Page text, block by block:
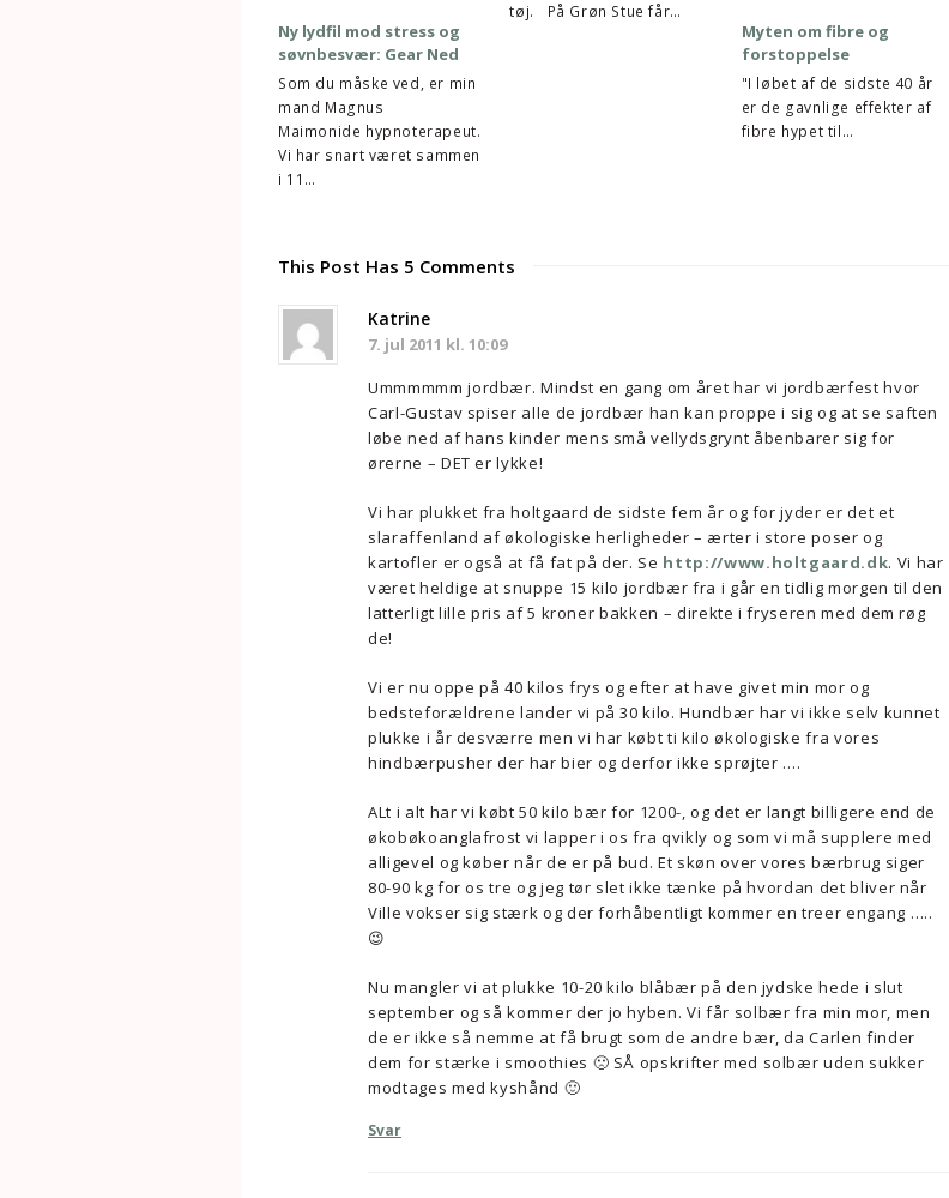
Ny lydfil mod stress og
søvnbesvær: Gear Ned
Som du måske ved, er min
mand Magnus
Maimonide hypnoterapeut.
Vi har snart været sammen
i 11…
tøj. På Grøn Stue får…
Myten om fibre og
forstoppelse
"I løbet af de sidste 40 år
er de gavnlige effekter af
fibre hypet til…
This Post Has 5 Comments
Katrine
7. jul 2011 kl. 10:09
Ummmmmm jordbær. Mindst en gang om året har vi jordbærfest hvor
Carl-Gustav spiser alle de jordbær han kan proppe i sig og at se saften
løbe ned af hans kinder mens små vellydsgrynt åbenbarer sig for
ørerne – DET er lykke!
Vi har plukket fra holtgaard de sidste fem år og for jyder er det et
slaraffenland af økologiske herligheder – ærter i store poser og
kartofler er også at få fat på der. Se http://www.holtgaard.dk. Vi har
været heldige at snuppe 15 kilo jordbær fra i går en tidlig morgen til den
latterligt lille pris af 5 kroner bakken – direkte i fryseren med dem røg
de!
Vi er nu oppe på 40 kilos frys og efter at have givet min mor og
bedsteforældrene lander vi på 30 kilo. Hundbær har vi ikke selv kunnet
plukke i år desværre men vi har købt ti kilo økologiske fra vores
hindbærpusher der har bier og derfor ikke sprøjter ….
ALt i alt har vi købt 50 kilo bær for 1200-, og det er langt billigere end de
økobøkoanglafrost vi lapper i os fra qvikly og som vi må supplere med
alligevel og køber når de er på bud. Et skøn over vores bærbrug siger
80-90 kg for os tre og jeg tør slet ikke tænke på hvordan det bliver når
Ville vokser sig stærk og der forhåbentligt kommer en treer engang …..
😉
Nu mangler vi at plukke 10-20 kilo blåbær på den jydske hede i slut
september og så kommer der jo hyben. Vi får solbær fra min mor, men
de er ikke så nemme at få brugt som de andre bær, da Carlen finder
dem for stærke i smoothies 🙁 SÅ opskrifter med solbær uden sukker
modtages med kyshånd 🙂
Svar